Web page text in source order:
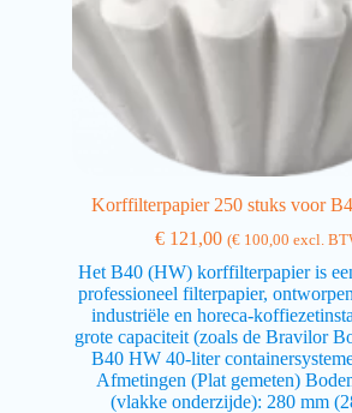
Korffilterpapier 250 stuks voor
€121,00 (€100,00 excl.
Het B40 (HW) korffilterpapier is
professioneel filterpapier,
industriële en horeca-
grote capaciteit (zoals de Bravilor
B40 HW 40-liter
Afmetingen (Plat gemeten)
(vlakke onderzijde): 280 mm